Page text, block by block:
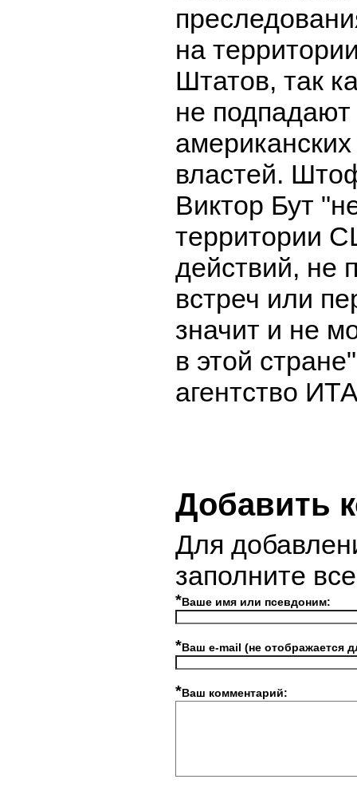
на
Штатов, так
не
властей.
Виктор Бут
территории
действий, не
встреч или
значит и не
в этой
агентство
Добавить
Для
заполните
*Ваше имя или псевдоним:
*Ваш e-mail (не отображается
*Ваш комментарий: